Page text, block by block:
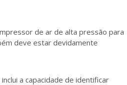
de ar de alta pressão para
deve estar devidamente
a capacidade de identificar